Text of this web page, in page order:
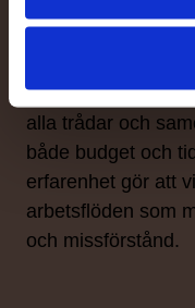
fungera
Vi är en
alla trådar och
både budget och
erfarenhet gör att
arbetsflöden som
och missförstånd.